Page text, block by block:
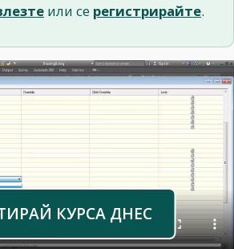
или се регистрирайте.
КУРСА ДНЕС